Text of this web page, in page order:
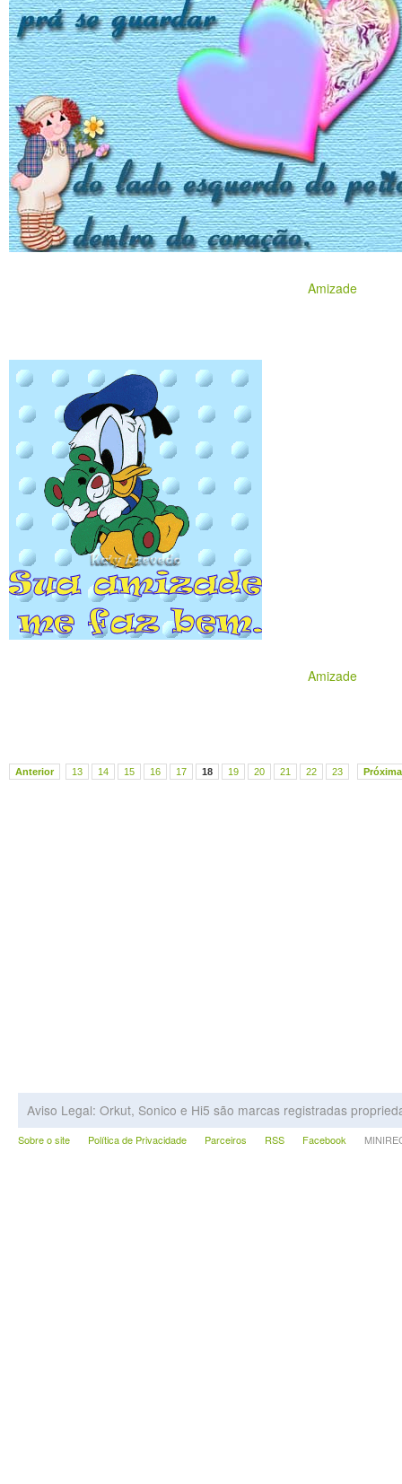
Amizade
Amizade
Anterior 13 14 15 16 17 18 19 20 21 22 23 Próxima
Aviso Legal: Orkut, Sonico e Hi5 são marcas registradas
Sobre o site Política de Privacidade Parceiros RSS Facebook